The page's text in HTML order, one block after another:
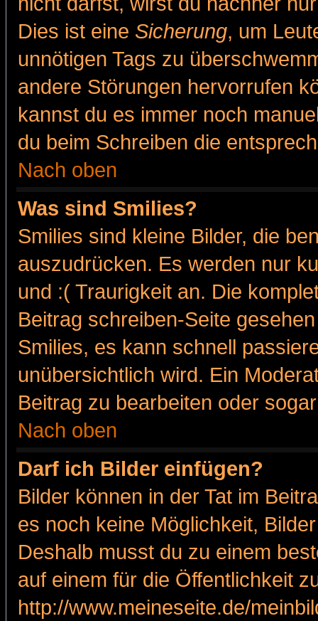
Dies ist eine Sicherung, um
unnötigen Tags zu
andere Störungen hervorrufen
kannst du es immer noch
du beim Schreiben die
Nach oben
Was sind Smilies?
Smilies sind kleine Bilder, die
auszudrücken. Es werden nur
und :( Traurigkeit an. Die
Beitrag schreiben-Seite
Smilies, es kann schnell
unübersichtlich wird. Ein
Beitrag zu bearbeiten oder
Nach oben
Darf ich Bilder einfügen?
Bilder können in der Tat im
es noch keine Möglichkeit,
Deshalb musst du zu einem
auf einem für die Öffentlichkeit
http://www.meineseite.de/